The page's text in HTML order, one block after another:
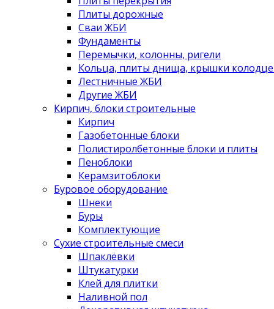
Плиты дорожные
Сваи ЖБИ
Фундаменты
Перемычки, колонны, ригели
Кольца, плиты днища, крышки
Лестничные ЖБИ
Другие ЖБИ
Кирпич, блоки строительные
Кирпич
Газобетонные блоки
Полистиролбетонные блоки и плиты
Пеноблоки
Керамзитоблоки
Буровое оборудование
Шнеки
Буры
Комплектующие
Сухие строительные смеси
Шпаклёвки
Штукатурки
Клей для плитки
Наливной пол